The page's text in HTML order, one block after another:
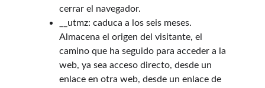
cerrar el navegador.
__utmz: caduca a los seis meses.
Almacena el origen del visitante, el
camino que ha seguido para acceder a la
web, ya sea acceso directo, desde un
enlace en otra web, desde un enlace de